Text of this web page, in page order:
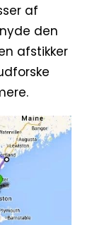
af
den
afstikker